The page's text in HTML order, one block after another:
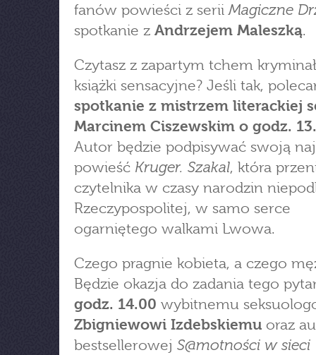
fanów powieści z seriiMagiczne
spotkanie z Andrzejem Maleszką.
Czytasz z zapartym tchem
książki sensacyjne? Jeśli tak,
spotkanie z mistrzem literackiej
Marcinem Ciszewskim o godz.
Autor będzie podpisywać swoją
powieść Kruger. Szakal, która
czytelnika w czasy narodzin
Rzeczypospolitej, w samo serce
ogarniętego walkami Lwowa.
Czego pragnie kobieta, a czego
Będzie okazja do zadania tego
godz. 14.00 wybitnemu
Zbigniewowi Izdebskiemu oraz
bestsellerowej S@motności w sieci